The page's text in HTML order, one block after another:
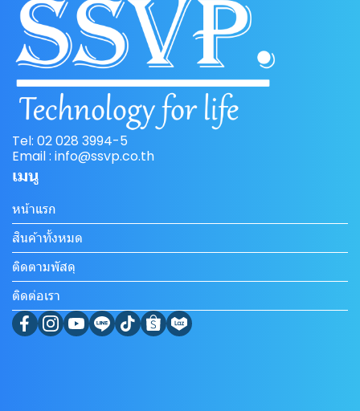
Tel: 02 028 3994-5
Email : info@ssvp.co.th
เมนู
หน้าแรก
สินค้าทั้งหมด
ติดตามพัสดุ
ติดต่อเรา